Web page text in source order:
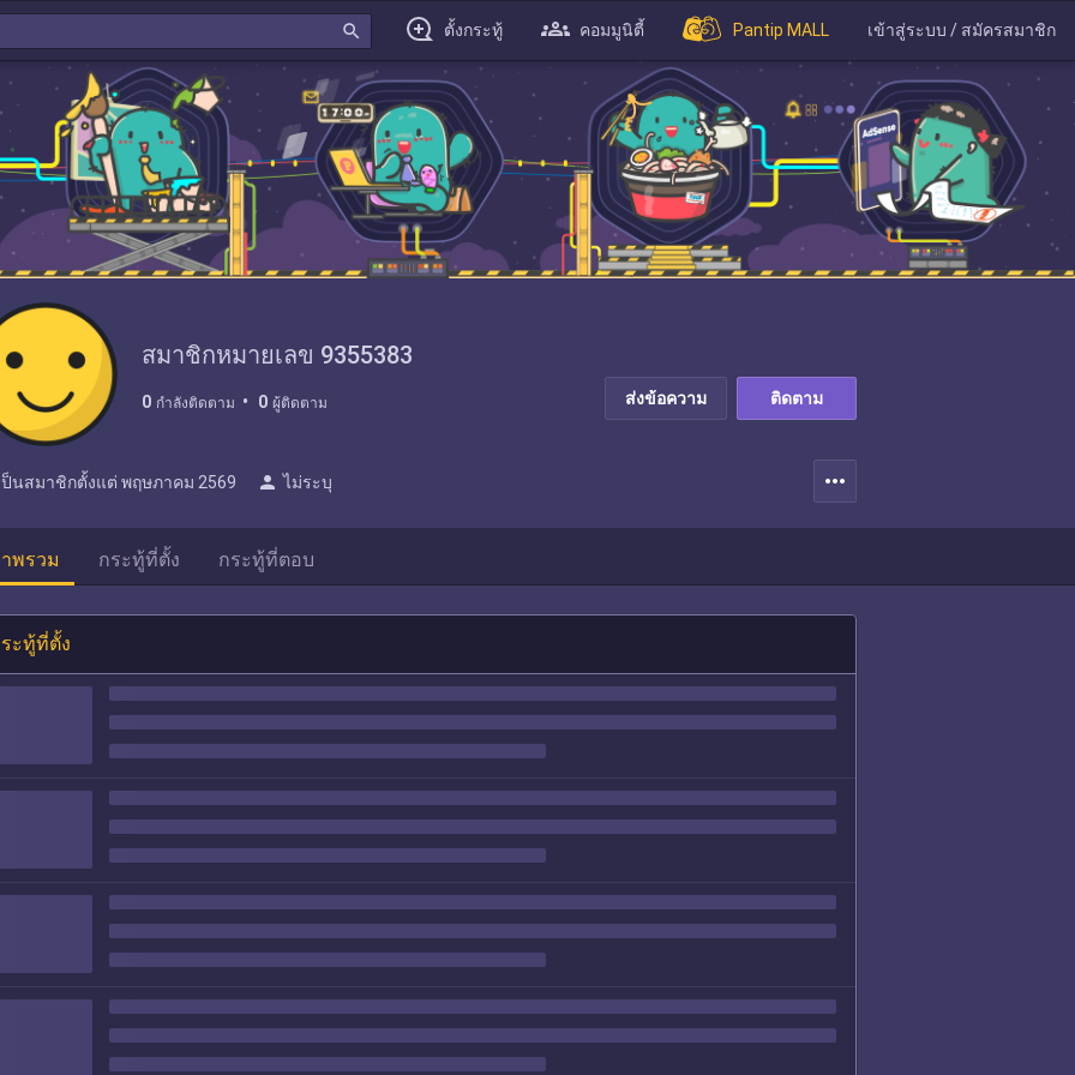
search ตั้งกระทู้ คอมมูนิตี้ Pantip MALL เข้าสู่ระบบ / สมัครสมาชิก
สมาชิกหมายเลข 9355383
0 กำลังติดตาม 0 ผู้ติดตาม ส่งข้อความ ติดตาม
ป็นสมาชิกตั้งแต่ พฤษภาคม 2569 person ไม่ระบุ more_horiz
พรวม กระทู้ที่ตั้ง กระทู้ที่ตอบ
ะทู้ที่ตั้ง